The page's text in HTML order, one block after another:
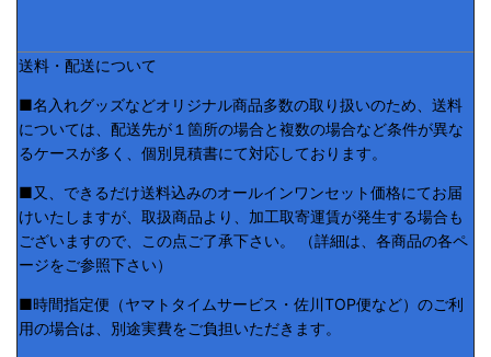
送料・配送について
■名入れグッズなどオリジナル商品多数の取り扱いのため、送料
については、配送先が１箇所の場合と複数の場合など条件が異な
るケースが多く、個別見積書にて対応しております。
■又、できるだけ送料込みのオールインワンセット価格にてお届
けいたしますが、取扱商品より、加工取寄運賃が発生する場合も
ございますので、この点ご了承下さい。 （詳細は、各商品の各ペ
ージをご参照下さい）
■時間指定便（ヤマトタイムサービス・佐川TOP便など）のご利
用の場合は、別途実費をご負担いただきます。